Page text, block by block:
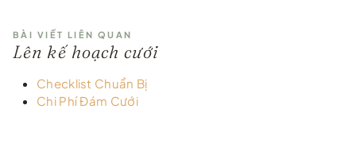
BÀI VIẾT LIÊN QUAN
Lên kế hoạch cưới
Checklist Chuẩn Bị
Chi Phí Đám Cưới